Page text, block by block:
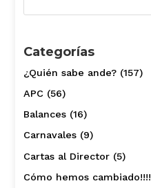
Categorías
¿Quién sabe ande?(157)
APC(56)
Balances(16)
Carnavales(9)
Cartas al Director(5)
Cómo hemos cambiado!!!!